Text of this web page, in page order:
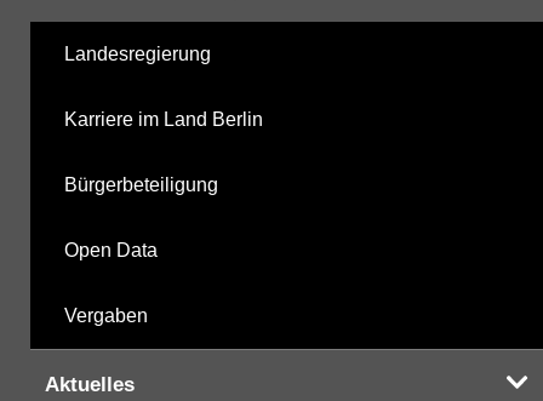
Landesregierung
Karriere im Land Berlin
Bürgerbeteiligung
Open Data
Vergaben
Aktuelles